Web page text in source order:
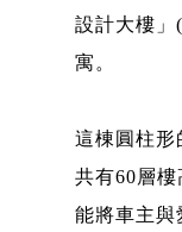
設計大樓」
寓。
這棟圓柱形
共有60層
能將車主與